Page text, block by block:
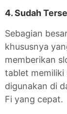
4. Sudah
Sebagian
khususnya
memberikan
tablet memiliki
digunakan di
Fi yang cepat.